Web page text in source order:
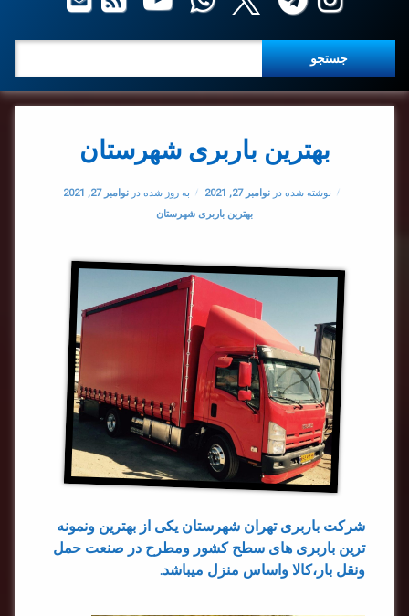
بهترین باربری شهرستان
نوشته شده در نوامبر 27, 2021 به روز شده در نوامبر 27, 2021
دسته بندی ها:
بهترین باربری شهرستان
شرکت باربری تهران شهرستان یکی از بهترین ونمونه
ترین باربری های سطح کشور ومطرح در صنعت حمل
ونقل بار،کالا واساس منزل میباشد.